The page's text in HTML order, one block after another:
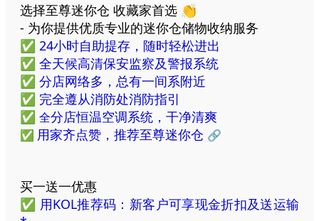
选择至尊迷你仓 收藏家首选 👏
- 为你提供优质专业的迷你仓储物收纳服务
✅ 24小时自助提存，随时轻松进出
✅ 全天候高清保安监察及警报系统
✅ 分店网络多，总有一间系附近
✅ 完全遵从消防处消防指引
✅ 全分店恒温空调系统，干净清爽
✅ 用家齐点赞，推荐至尊迷你仓 🔗
买一送一优惠
✅ 用KOL推荐码：新客户可享现金折扣及送运输